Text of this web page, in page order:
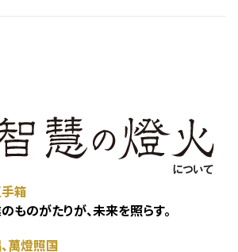
箱
ものがたりが、未来を照らす。
萬燈照国